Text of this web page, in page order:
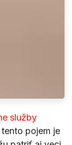
služby
pojem je